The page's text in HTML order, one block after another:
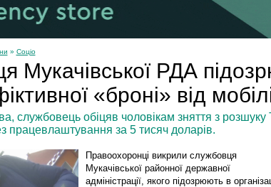
» Соціо
Мукачівської РДА
«броні» від
службовець обіцяв чоловікам зняття з
працевлаштування за 5 тисяч доларів.
Правоохоронці викрили службовця
Мукачівської районної державної
адміністрації, якого підозрюють в